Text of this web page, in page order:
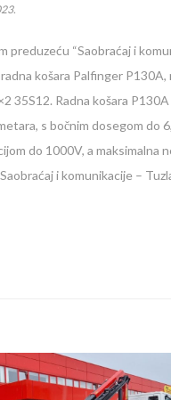
preduzeću “Saobraćaj i
košara Palfinger P130A,
35S12. Radna košara
s bočnim dosegom do
do 1000V, a maksimalna
i komunikacije –